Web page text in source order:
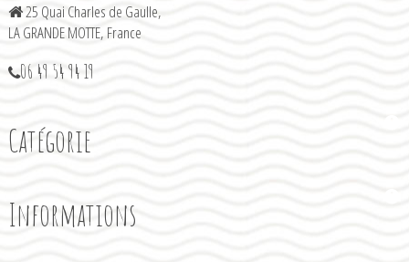
25 Quai Charles de Gaulle,
LA GRANDE MOTTE, France
06 49 54 94 19
Catégorie
Informations